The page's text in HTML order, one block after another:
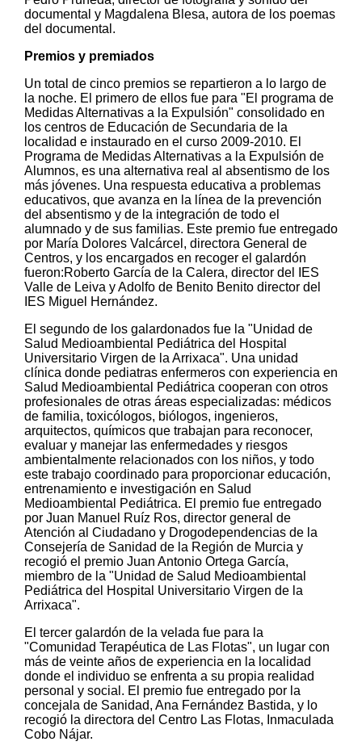
documental y Magdalena Blesa, autora de los poemas
del documental.
Premios y premiados
Un total de cinco premios se repartieron a lo largo de
la noche. El primero de ellos fue para "El programa de
Medidas Alternativas a la Expulsión" consolidado en
los centros de Educación de Secundaria de la
localidad e instaurado en el curso 2009-2010. El
Programa de Medidas Alternativas a la Expulsión de
Alumnos, es una alternativa real al absentismo de los
más jóvenes. Una respuesta educativa a problemas
educativos, que avanza en la línea de la prevención
del absentismo y de la integración de todo el
alumnado y de sus familias. Este premio fue entregado
por María Dolores Valcárcel, directora General de
Centros, y los encargados en recoger el galardón
fueron:Roberto García de la Calera, director del IES
Valle de Leiva y Adolfo de Benito Benito director del
IES Miguel Hernández.
El segundo de los galardonados fue la "Unidad de
Salud Medioambiental Pediátrica del Hospital
Universitario Virgen de la Arrixaca". Una unidad
clínica donde pediatras enfermeros con experiencia en
Salud Medioambiental Pediátrica cooperan con otros
profesionales de otras áreas especializadas: médicos
de familia, toxicólogos, biólogos, ingenieros,
arquitectos, químicos que trabajan para reconocer,
evaluar y manejar las enfermedades y riesgos
ambientalmente relacionados con los niños, y todo
este trabajo coordinado para proporcionar educación,
entrenamiento e investigación en Salud
Medioambiental Pediátrica. El premio fue entregado
por Juan Manuel Ruíz Ros, director general de
Atención al Ciudadano y Drogodependencias de la
Consejería de Sanidad de la Región de Murcia y
recogió el premio Juan Antonio Ortega García,
miembro de la "Unidad de Salud Medioambiental
Pediátrica del Hospital Universitario Virgen de la
Arrixaca".
El tercer galardón de la velada fue para la
"Comunidad Terapéutica de Las Flotas", un lugar con
más de veinte años de experiencia en la localidad
donde el individuo se enfrenta a su propia realidad
personal y social. El premio fue entregado por la
concejala de Sanidad, Ana Fernández Bastida, y lo
recogió la directora del Centro Las Flotas, Inmaculada
Cobo Nájar.